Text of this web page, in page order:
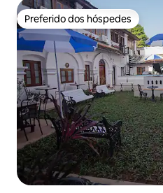
Preferido dos hóspedes
Preferido dos hóspedes